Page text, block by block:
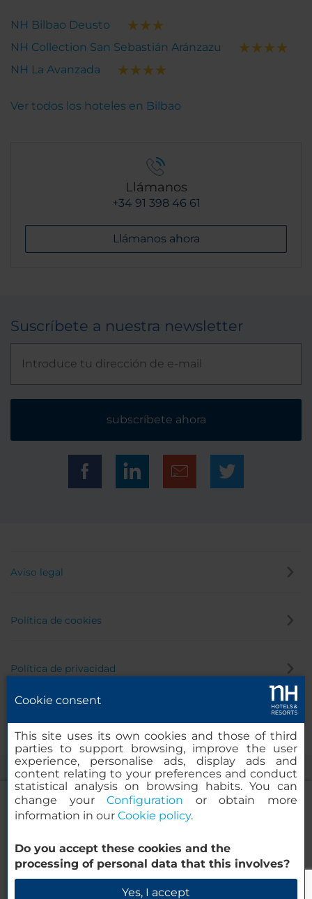
NH Collection Villa de Bilbao
Verificar disponibilidad
NH Bilbao Deusto
NH Collection San Sebastián Aránzazu
NH La Avanzada
Ver todos los hoteles en Bilbao
Llámanos
+34 91 398 46 61
Llámanos ahora
Suscríbete a nuestra newsletter
subscríbete ahora
Aviso legal
Política de cookies
Política de privacidad
© 2000-2026 MINOR HOTELS EUROPE & AMERICAS Santa Engracia,
120. 28003 Madrid, España
Cookie consent
This site uses its own cookies and those of third
parties to support browsing, improve the user
experience, personalise ads, display ads and
content relating to your preferences and conduct
statistical analysis on browsing habits. You can
change yourConfiguration or obtain more
information in our Cookie policy.
Do you accept these cookies and the
processing of personal data that this involves?
Yes, I accept